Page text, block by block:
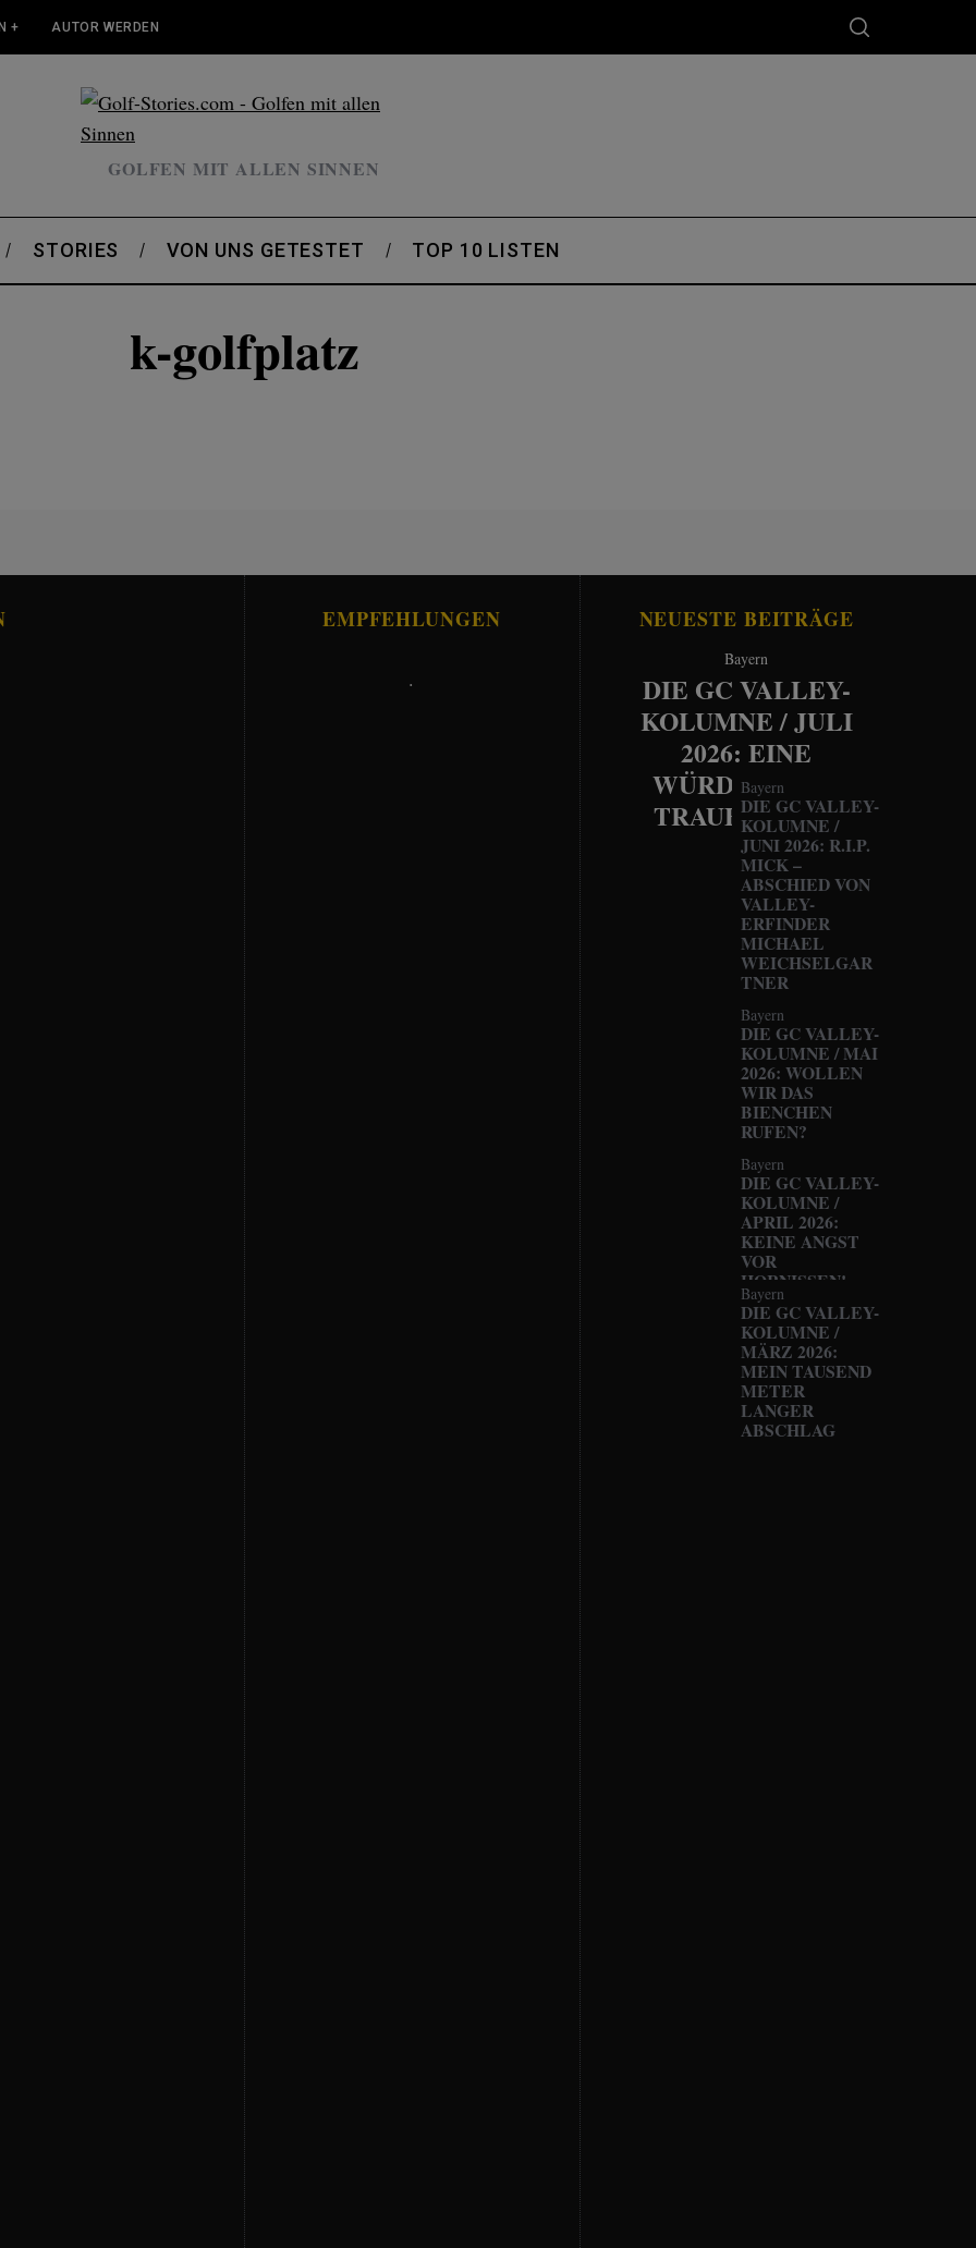
+ AUTOR WERDEN
GOLFEN MIT ALLEN SINNEN
STORIES VON UNS GETESTET TOP 10 LISTEN
k-golfplatz
EMPFEHLUNGEN
.
NEUESTE BEITRÄGE
Bayern
DIE GC VALLEY-
KOLUMNE / JULI
2026: EINE
WÜRDEVOLLE
TRAUERFEIER
Bayern
DIE GC VALLEY-
KOLUMNE /
JUNI 2026: R.I.P.
MICK –
ABSCHIED VON
VALLEY-
ERFINDER
MICHAEL
WEICHSELGAR
TNER
Bayern
DIE GC VALLEY-
KOLUMNE / MAI
2026: WOLLEN
WIR DAS
BIENCHEN
RUFEN?
Bayern
DIE GC VALLEY-
KOLUMNE /
APRIL 2026:
KEINE ANGST
VOR
HORNISSEN!
Bayern
DIE GC VALLEY-
KOLUMNE /
MÄRZ 2026:
MEIN TAUSEND
METER
LANGER
ABSCHLAG